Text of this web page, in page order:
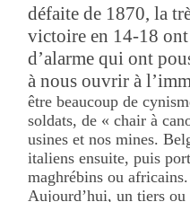
défaite de 1870, la
victoire en 14-18 ont
d’alarme qui ont
à nous ouvrir à
être beaucoup de
soldats, de « chair à
usines et nos mines.
italiens ensuite, puis
maghrébins ou africains.
Aujourd’hui, un tiers ou